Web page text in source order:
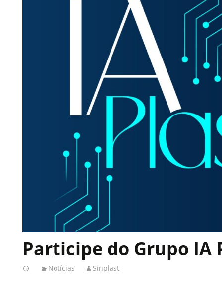
Participe do Grupo IA
Notícias Sinplast